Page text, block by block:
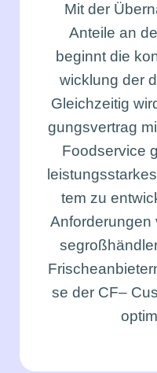
Mit der
Antei­le an
beginnt die
wick­lung der
Gleich­zei­tig
gungs­ver­trag
Food­ser­vice
tem zu
se der CF–